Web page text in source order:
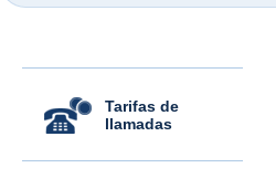
Tarifas de
llamadas